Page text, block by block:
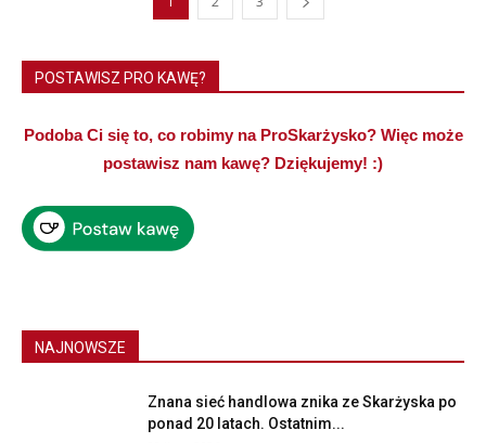
POSTAWISZ PRO KAWĘ?
Podoba Ci się to, co robimy na ProSkarżysko? Więc może
postawisz nam kawę? Dziękujemy! :)
NAJNOWSZE
Znana sieć handlowa znika ze Skarżyska po
ponad 20 latach. Ostatnim...